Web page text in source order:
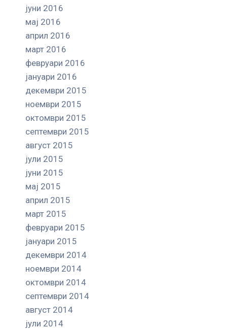
јуни 2016
мај 2016
април 2016
март 2016
февруари 2016
јануари 2016
декември 2015
ноември 2015
октомври 2015
септември 2015
август 2015
јули 2015
јуни 2015
мај 2015
април 2015
март 2015
февруари 2015
јануари 2015
декември 2014
ноември 2014
октомври 2014
септември 2014
август 2014
јули 2014